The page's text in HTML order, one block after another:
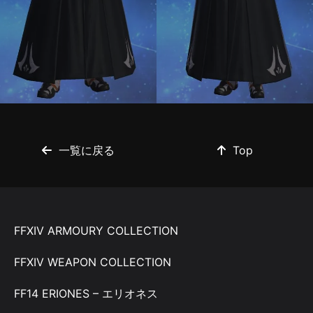
一覧に戻る Top
FFXIV ARMOURY COLLECTION
FFXIV WEAPON COLLECTION
FF14 ERIONES – エリオネス